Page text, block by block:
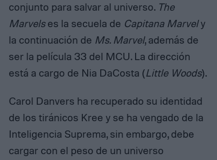
conjunto para salvar al universo. The
Marvelses la secuela de Capitana Marvely
la continuación de Ms. Marvel, además de
ser la película 33 del MCU. La dirección
está a cargo de Nia DaCosta (Little Woods).
Carol Danvers ha recuperado su identidad
de los tiránicos Kree y se ha vengado de la
Inteligencia Suprema, sin embargo, debe
cargar con el peso de un universo